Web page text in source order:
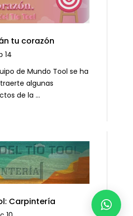
tu corazón
14
de Mundo Tool se ha
algunas
de la ...
Carpintería